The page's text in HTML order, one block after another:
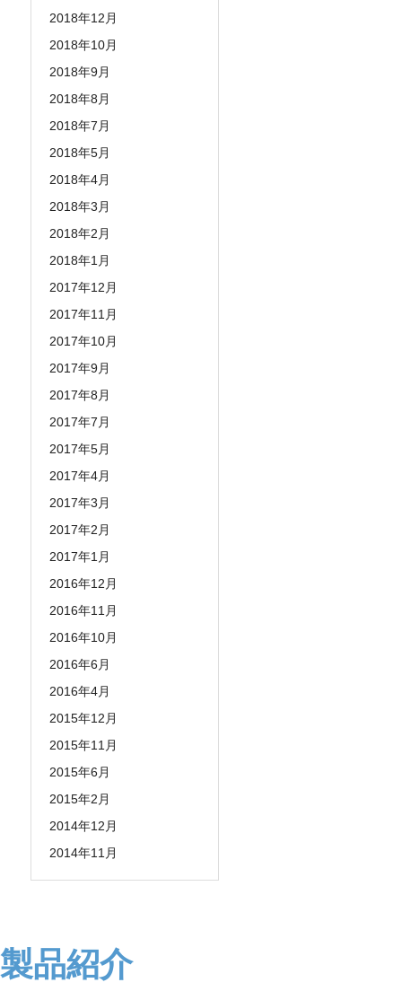
2018年12月
2018年10月
2018年9月
2018年8月
2018年7月
2018年5月
2018年4月
2018年3月
2018年2月
2018年1月
2017年12月
2017年11月
2017年10月
2017年9月
2017年8月
2017年7月
2017年5月
2017年4月
2017年3月
2017年2月
2017年1月
2016年12月
2016年11月
2016年10月
2016年6月
2016年4月
2015年12月
2015年11月
2015年6月
2015年2月
2014年12月
2014年11月
製品紹介